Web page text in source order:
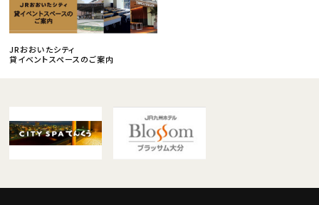
JRおおいたシティ
貸イベントスペースのご案内